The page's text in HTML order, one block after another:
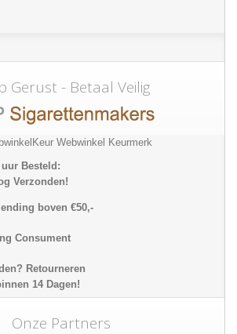
Gerust - Betaal Veilig
Besteld:
Verzonden!
boven €50,-
Consument
Retourneren
14 Dagen!
Onze Partners